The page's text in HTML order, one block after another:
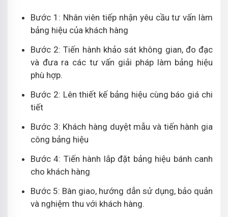
Bước 1: Nhân viên tiếp nhận yêu cầu tư vấn làm
bảng hiệu của khách hàng
Bước 2: Tiến hành khảo sát không gian, đo đạc
và đưa ra các tư vấn giải pháp làm bảng hiệu
phù hợp.
Bước 2: Lên thiết kế bảng hiệu cùng báo giá chi
tiết
Bước 3: Khách hàng duyệt mẫu và tiến hành gia
công bảng hiệu
Bước 4: Tiến hành lắp đặt bảng hiệu bánh canh
cho khách hàng
Bước 5: Bàn giao, hướng dẫn sử dụng, bảo quản
và nghiệm thu với khách hàng.